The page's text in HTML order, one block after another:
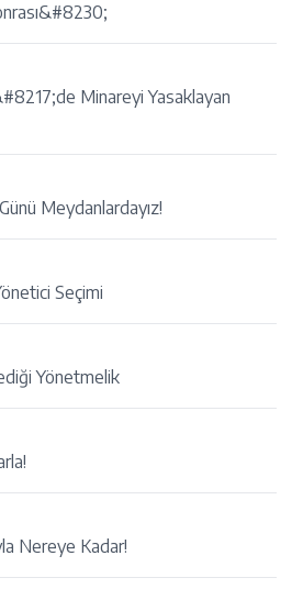
Minareyi Yasaklayan
Meydanlardayız!
Seçimi
Yönetmelik
Nereye Kadar!